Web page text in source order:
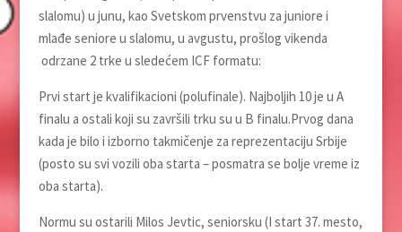
slalomu) u junu, kao Svetskom prvenstvu za juniore i
mlađe seniore u slalomu, u avgustu, prošlog vikenda
odrzane 2 trke u sledećem ICF formatu:
Prvi start je kvalifikacioni (polufinale). Najboljih 10 je u A
finalu a ostali koji su završili trku su u B finalu.Prvog dana
kada je bilo i izborno takmičenje za reprezentaciju Srbije
(posto su svi vozili oba starta – posmatra se bolje vreme iz
oba starta).
Normu su ostarili Milos Jevtic, seniorsku (I start 37. mesto,